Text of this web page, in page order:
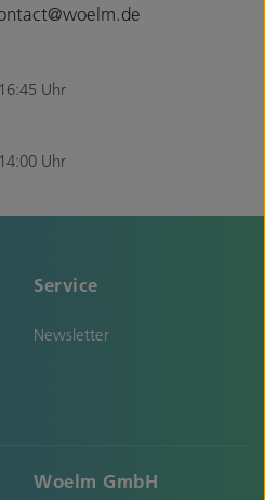
Uhr
Uhr
Service
Newsletter
Woelm GmbH